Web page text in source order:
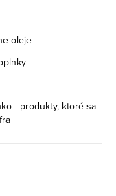
oleje
- produkty, ktoré sa